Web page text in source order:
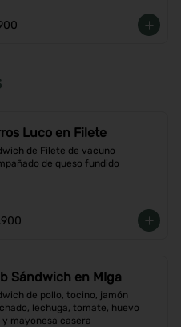
Luco en Filete
de Filete de vacuno
de queso fundido
Sándwich en MIga
de pollo, tocino, jamón
lechuga, tomate, huevo
mayonesa casera